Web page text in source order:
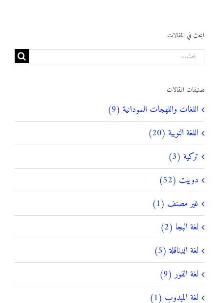
ابحث في المقالات
البحث
عن:
تصنيفات المقالات
اللغات واللهجات السودانية (9)
اللغة النوبية (20)
تركية (3)
دوبيت (52)
غير مصنف (1)
لغة البجا (2)
لغة الدناقلة (5)
لغة الفور (9)
لغة الميدوب (1)